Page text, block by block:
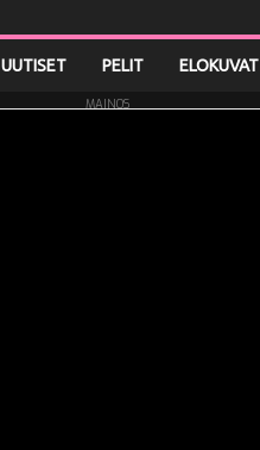
UUTISET PELIT ELOKUVAT
MAINOS